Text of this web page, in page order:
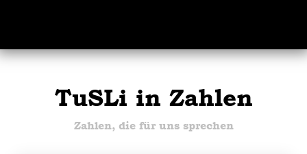
TuSLi in Zahlen
Zahlen, die für uns sprechen